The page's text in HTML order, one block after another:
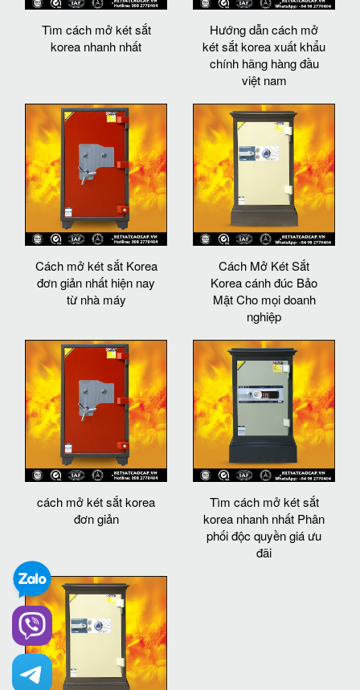
Tìm cách mở két sắt
korea nhanh nhất
Hướng dẫn cách mở
két sắt korea xuất khẩu
chính hãng hàng đầu
việt nam
Cách mở két sắt Korea
đơn giản nhất hiện nay
từ nhà máy
Cách Mở Két Sắt
Korea cánh đúc Bảo
Mật Cho mọi doanh
nghiệp
cách mở két sắt korea
đơn giản
Tìm cách mở két sắt
korea nhanh nhất Phân
phối độc quyền giá ưu
đãi